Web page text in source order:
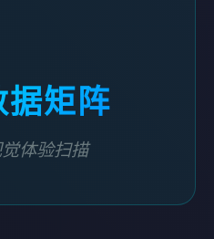
据矩阵
体验扫描